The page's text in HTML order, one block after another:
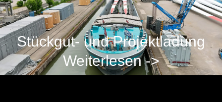
Stückgut- und Projektladung
Weiterlesen ->